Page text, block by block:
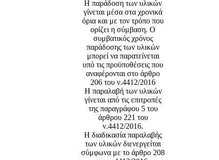
Η παράδοση των υλικών
γίνεται μέσα στα χρονικά
όρια και με τον τρόπο που
ορίζει η σύμβαση. Ο
συμβατικός χρόνος
παράδοσης των υλικών
μπορεί να παρατείνεται
υπό τις προϋποθέσεις που
αναφέρονται στο άρθρο
206 του ν.4412/2016
Η παραλαβή των υλικών
γίνεται από τις επιτροπές
της παραγράφου 5 του
άρθρου 221 του
ν.4412/2016.
Η διαδικασία παραλαβής
των υλικών διενεργείται
σύμφωνα με το άρθρο 208